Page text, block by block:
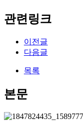
관련링크
이전글
다음글
목록
본문